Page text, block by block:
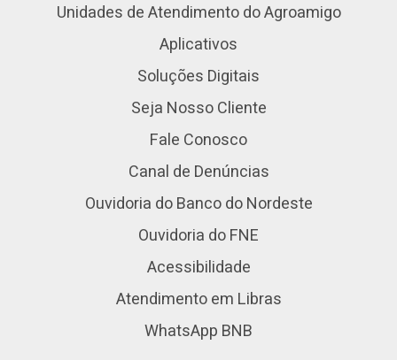
Unidades de Atendimento do Agroamigo
Aplicativos
Soluções Digitais
Seja Nosso Cliente
Fale Conosco
Canal de Denúncias
Ouvidoria do Banco do Nordeste
Ouvidoria do FNE
Acessibilidade
Atendimento em Libras
WhatsApp BNB